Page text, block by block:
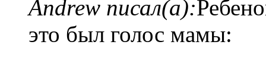
Andrew писал(а):
это был голос мамы: